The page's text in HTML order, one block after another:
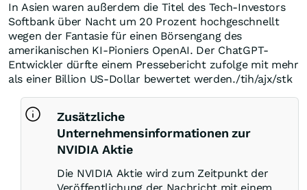
In Asien waren außerdem die Titel des Tech-Investors
Softbank über Nacht um 20 Prozent hochgeschnellt
wegen der Fantasie für einen Börsengang des
amerikanischen KI-Pioniers OpenAI. Der ChatGPT-
Entwickler dürfte einem Pressebericht zufolge mit mehr
als einer Billion US-Dollar bewertet werden./tih/ajx/stk
Zusätzliche
Unternehmensinformationen zur
NVIDIA Aktie
Die NVIDIA Aktie wird zum Zeitpunkt der